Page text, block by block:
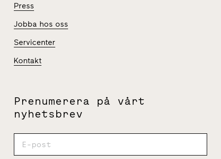
Press
Jobba hos oss
Servicenter
Kontakt
Prenumerera på vårt
nyhetsbrev